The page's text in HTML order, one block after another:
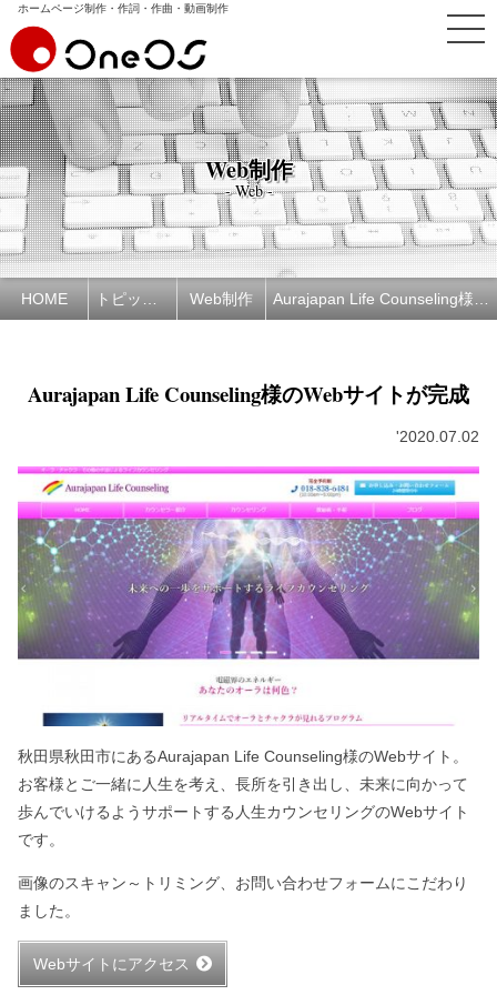
ホームページ制作・作詞・作曲・動画制作
Web制作
- Web -
HOME Web制作
Aurajapan Life Counseling様のWebサイトが完成
'2020.07.02
秋田県秋田市にあるAurajapan Life Counseling様のWebサイト。
お客様とご一緒に人生を考え、長所を引き出し、未来に向かって
歩んでいけるようサポートする人生カウンセリングのWebサイト
です。
画像のスキャン～トリミング、お問い合わせフォームにこだわり
ました。
Webサイトにアクセス